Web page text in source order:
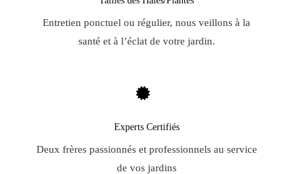
Entretien ponctuel ou régulier, nous veillons à la
santé et à l’éclat de votre jardin.
Experts Certifiés
Deux frères passionnés et professionnels au service
de vos jardins